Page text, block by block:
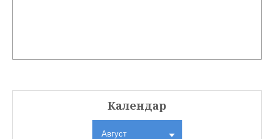
Календар
Август